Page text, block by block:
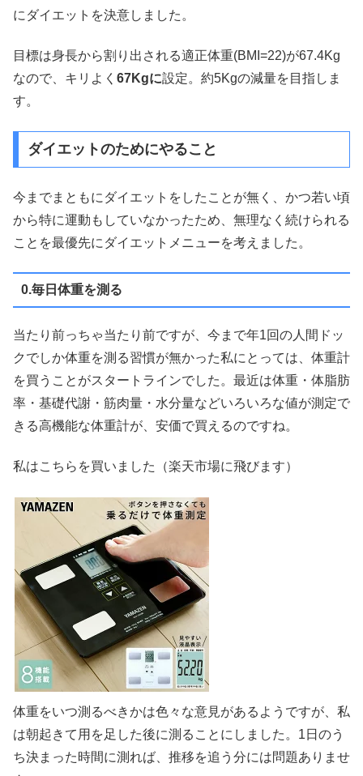
にダイエットを決意しました。
目標は身長から割り出される適正体重(BMI=22)が67.4Kg
なので、キリよく 67Kgに設定。約5Kgの減量を目指しま
す。
ダイエットのためにやること
今までまともにダイエットをしたことが無く、かつ若い頃
から特に運動もしていなかったため、無理なく続けられる
ことを最優先にダイエットメニューを考えました。
0.毎日体重を測る
当たり前っちゃ当たり前ですが、今まで年1回の人間ドッ
クでしか体重を測る習慣が無かった私にとっては、体重計
を買うことがスタートラインでした。最近は体重・体脂肪
率・基礎代謝・筋肉量・水分量などいろいろな値が測定で
きる高機能な体重計が、安価で買えるのですね。
私はこちらを買いました（楽天市場に飛びます）
体重をいつ測るべきかは色々な意見があるようですが、私
は朝起きて用を足した後に測ることにしました。1日のう
ち決まった時間に測れば、推移を追う分には問題ありませ